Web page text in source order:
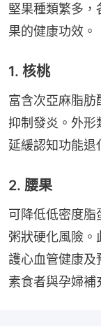
堅果種類繁多
果的健康功效。
1. 核桃
富含次亞麻脂
抑制發炎。外
延緩認知功能退
2. 腰果
可降低低密度脂
粥狀硬化風險
護心血管健康及
素食者與孕婦補